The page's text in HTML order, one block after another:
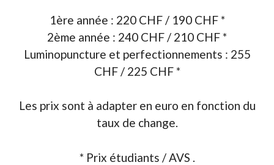
1ère année : 220 CHF / 190 CHF *
2ème année : 240 CHF / 210 CHF *
Luminopuncture et perfectionnements : 255
CHF / 225 CHF *
Les prix sont à adapter en euro en fonction du
taux de change.
* Prix étudiants / AVS .